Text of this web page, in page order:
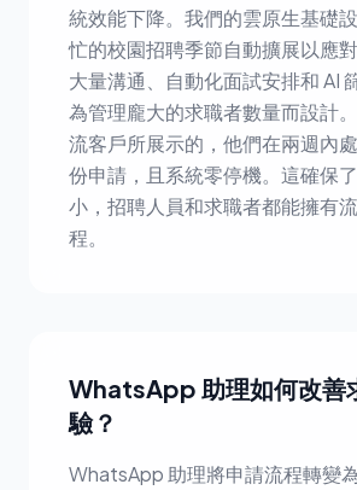
統效能下降。我們的雲原生基礎
忙的校園招聘季節自動擴展以應對
大量溝通、自動化面試安排和 AI
為管理龐大的求職者數量而設計
流客戶所展示的，他們在兩週內
份申請，且系統零停機。這確保
小，招聘人員和求職者都能擁有
程。
WhatsApp 助理如何改善
驗？
WhatsApp 助理將申請流程轉變